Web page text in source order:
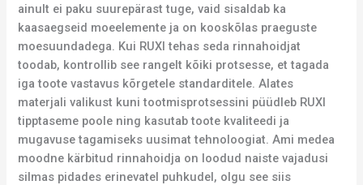
ainult ei paku suurepärast tuge, vaid sisaldab ka
kaasaegseid moeelemente ja on kooskõlas praeguste
moesuundadega. Kui RUXI tehas seda rinnahoidjat
toodab, kontrollib see rangelt kõiki protsesse, et tagada
iga toote vastavus kõrgetele standarditele. Alates
materjali valikust kuni tootmisprotsessini püüdleb RUXI
tipptaseme poole ning kasutab toote kvaliteedi ja
mugavuse tagamiseks uusimat tehnoloogiat. Ami medea
moodne kärbitud rinnahoidja on loodud naiste vajadusi
silmas pidades erinevatel puhkudel, olgu see siis